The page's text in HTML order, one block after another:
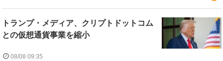
トランプ・メディア、クリプトドットコム
との仮想通貨事業を縮小
08/08 09:35